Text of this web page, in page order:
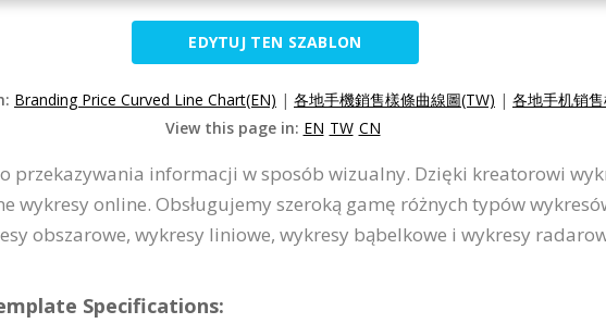
EDYTUJ TEN SZABLON
Branding Price Curved Line Chart(EN) | 各地手機銷售樣條曲線圖(TW) | 各地手机销
View this page in: EN TW CN
przekazywania informacji w sposób wizualny. Dzięki kreatorowi
wykresy online. Obsługujemy szeroką gamę różnych typów
obszarowe, wykresy liniowe, wykresy bąbelkowe i wykresy
Specifications: